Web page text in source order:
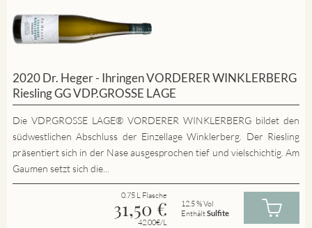
2020 Dr. Heger - Ihringen VORDERER WINKLERBERG
Riesling GG VDP.GROSSE LAGE
Die VDP.GROSSE LAGE® VORDERER WINKLERBERG bildet den
südwestlichen Abschluss der Einzellage Winklerberg. Der Riesling
präsentiert sich in der Nase ausgesprochen tief und vielschichtig. Am
Gaumen setzt sich die...
0.75 L Flasche
31,50 €
42.00€/L
12.5 % Vol
EnthältSulfite